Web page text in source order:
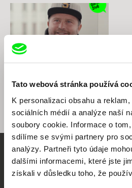
Tato webová stránka používá
K personalizaci obsahu a
sociálních médií a analýze naší
soubory cookie. Informace o
sdílíme se svými partnery pro
analýzy. Partneři tyto údaje
dalšími informacemi, které jste
získali v důsledku toho, že
Tomáš Rafa
tu vítaní
Vaše